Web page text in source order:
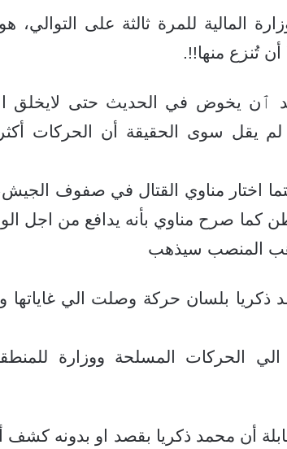
المالية للمرة ثالثة على
تُنزع منها!!.
ٱن يخوض في الحديث حتى لايخلق
لم يقل سوى الحقيقة أن الحركات
اختار مناوي القتال في صفوف
كما صرح مناوي بأنه يدافع من اجل
المنصب سيذهب
بلسان حركة وصلت الي غاياتها
الحركات المسلحة ووزارة
أن محمد ذكريا بقصد او بدونه كشف